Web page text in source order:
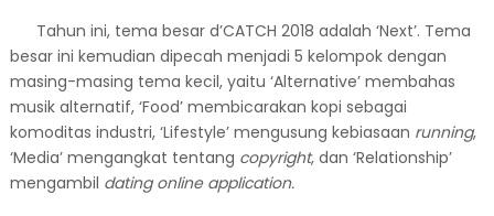
Tahun ini, tema besar d’CATCH 2018 adalah ‘Next’. Tema
besar ini kemudian dipecah menjadi 5 kelompok dengan
masing-masing tema kecil, yaitu ‘Alternative’ membahas
musik alternatif, ‘Food’ membicarakan kopi sebagai
komoditas industri, ‘Lifestyle’ mengusung kebiasaan running,
‘Media’ mengangkat tentang copyright, dan ‘Relationship’
mengambil dating online application.